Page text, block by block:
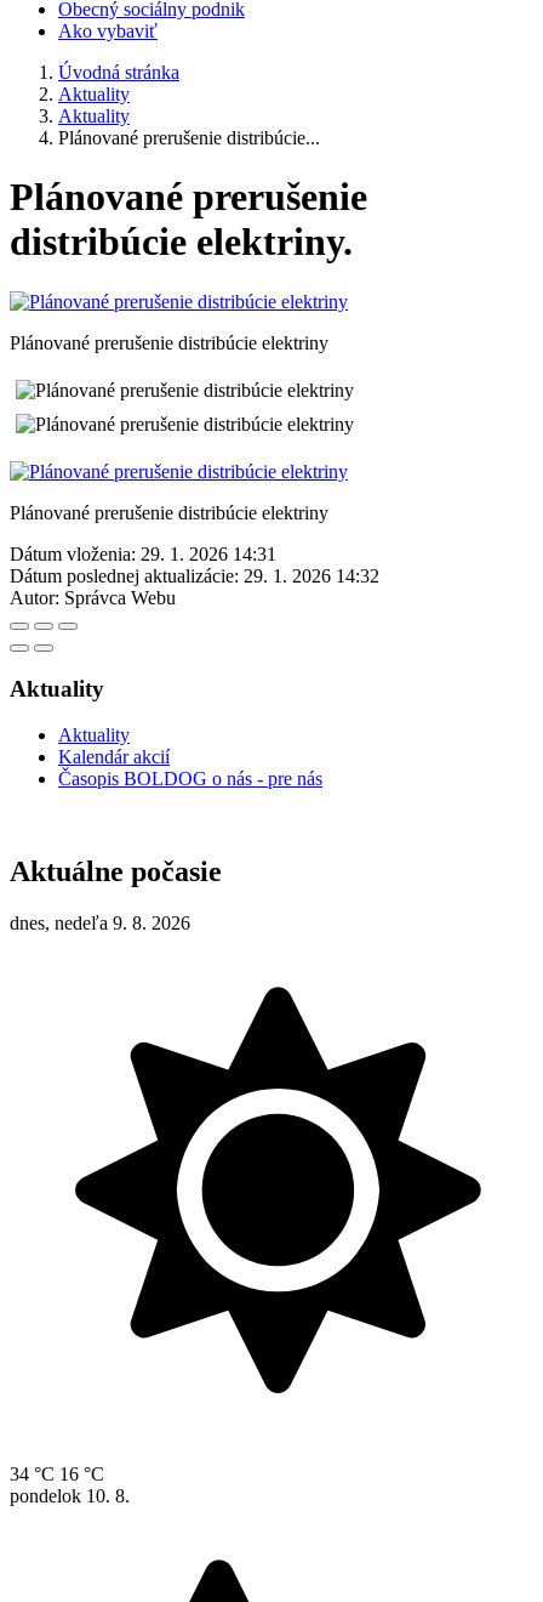
Obecný sociálny podnik
Ako vybaviť
Úvodná stránka
Aktuality
Aktuality
Plánované prerušenie distribúcie...
Plánované prerušenie
distribúcie elektriny.
Plánované prerušenie distribúcie elektriny
Plánované prerušenie distribúcie elektriny
Dátum vloženia: 29. 1. 2026 14:31
Dátum poslednej aktualizácie: 29. 1. 2026 14:32
Autor: Správca Webu
Aktuality
Aktuality
Kalendár akcií
Časopis BOLDOG o nás - pre nás
Aktuálne počasie
dnes, nedeľa 9. 8. 2026
34 °C 16 °C
pondelok 10. 8.